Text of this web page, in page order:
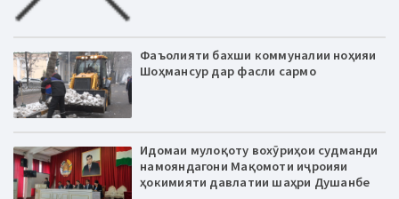
Фаъолияти бахши коммуналии ноҳияи
Шоҳмансур дар фасли сармо
Идомаи мулоқоту вохӯриҳои судманди
намояндагони Мақомоти иҷроияи
ҳокимияти давлатии шаҳри Душанбе